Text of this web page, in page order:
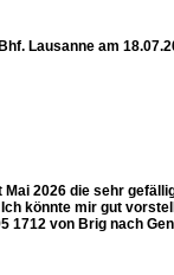
Lausanne am
Mai 2026 die sehr
könnte mir gut
1712 von Brig nach